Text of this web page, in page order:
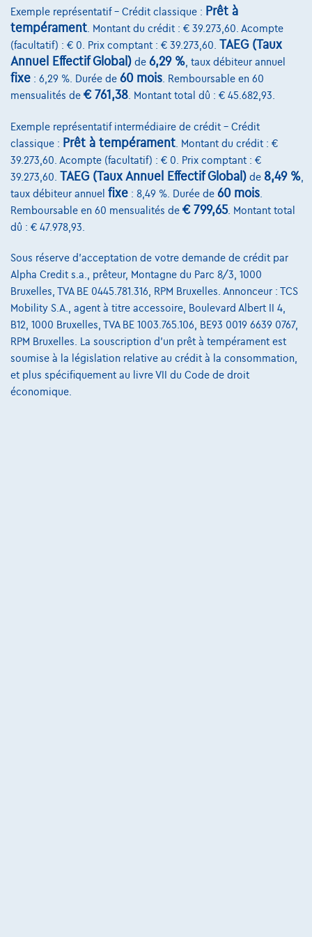
Nissan InterstarVAN L2H2 dCi 130pk MT N-Connecta
5 km
Diesel Manuelle 110 kW ( 150 CV )
€34.563 1 ✓ TVA déductible
€521,88 /mois
et une dernière mensualité de
€10.890,63
Découvrez l’exemple chiffré complet
Exemple représentatif – Crédit classique : Prêt à
tempérament . Montant du crédit : € 39.273,60. Acompte
(facultatif) : € 0. Prix comptant : € 39.273,60. TAEG (Taux
Annuel Effectif Global) de 6,29 % , taux débiteur annuel
fixe : 6,29 %. Durée de 60 mois . Remboursable en 60
mensualités de € 761,38 . Montant total dû : € 45.682,93.
Exemple représentatif intermédiaire de crédit – Crédit
classique : Prêt à tempérament . Montant du crédit : €
39.273,60. Acompte (facultatif) : € 0. Prix comptant : €
39.273,60. TAEG (Taux Annuel Effectif Global) de 8,49 %
taux débiteur annuel fixe : 8,49 %. Durée de 60 mois
Remboursable en 60 mensualités de € 799,65. Montant total
dû : € 47.978,93.
Sous réserve d'acceptation de votre demande de crédit par
Alpha Credit s.a., prêteur, Montagne du Parc 8/3, 1000
Bruxelles, TVA BE 0445.781.316, RPM Bruxelles. Annonceur : TCS
Mobility S.A., agent à titre accessoire, Boulevard Albert II 4,
B12, 1000 Bruxelles, TVA BE 1003.765.106, BE93 0019 6639 0767,
RPM Bruxelles. La souscription d'un prêt à tempérament est
soumise à la législation relative au crédit à la consommation,
et plus spécifiquement au livre VII du Code de droit
économique.